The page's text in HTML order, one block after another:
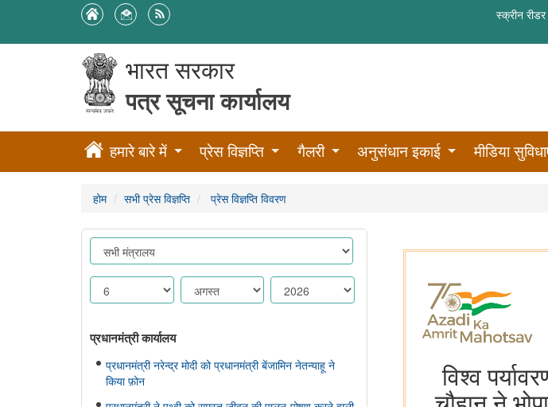
स्क्रीन
भारत सरकार
पत्र सूचना कार्यालय
हमारे बारे में प्रेस विज्ञप्ति गैलरी अनुसंधान इकाई मीडिया
होम सभी प्रेस विज्ञप्ति प्रेस विज्ञप्ति विवरण
प्रधानमंत्री कार्यालय
प्रधानमंत्री नरेन्द्र मोदी को प्रधानमंत्री बेंजामिन नेतन्याहू ने
किया फ़ोन